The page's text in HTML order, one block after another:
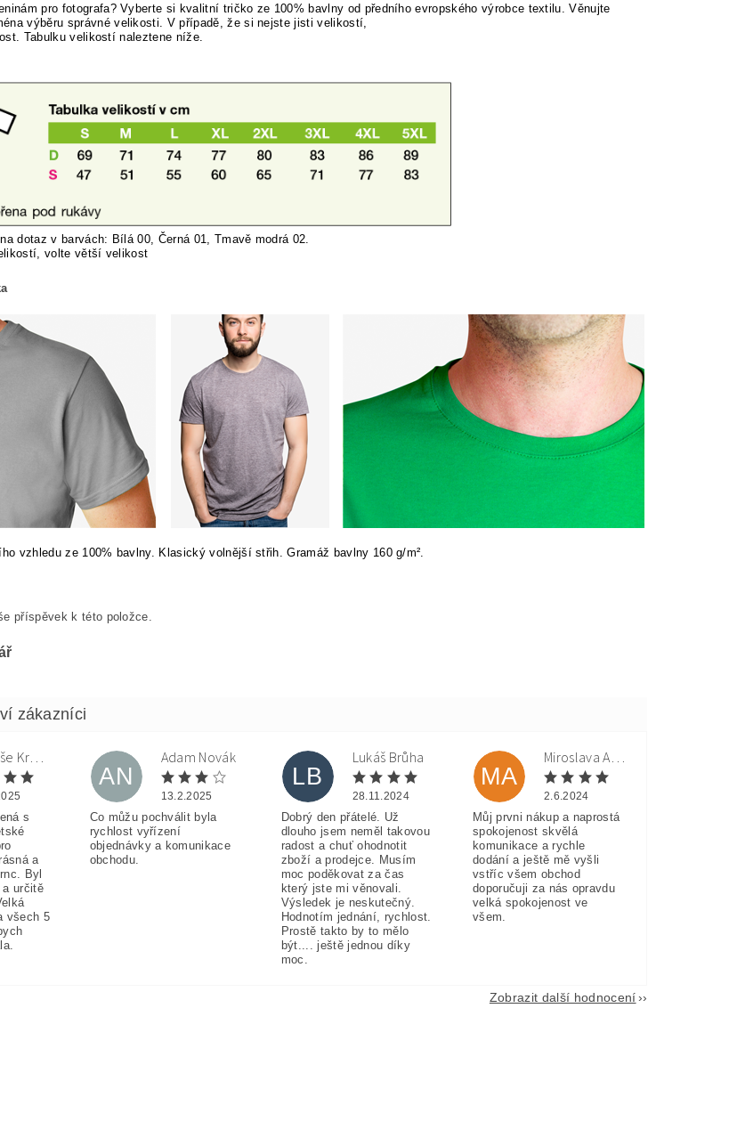
pro fotografa? Vyberte si kvalitní tričko ze 100% bavlny od předního evropského výrobce textilu.Věnujte
výběru správné velikosti. V případě, že si nejste jisti velikostí,
Tabulku velikostí naleztene níže.
dotaz v barvách: Bílá 00, Černá 01, Tmavě modrá 02.
volte větší velikost
vzhledu ze 100% bavlny. Klasický volnější střih. Gramáž bavlny 160 g/m².
příspěvek k této položce.
Danuše Krulová
s
a
Byl
a určitě
všech 5
AN
Adam Novák
13.2.2025
Co můžu pochválit byla
rychlost vyřízení
objednávky a komunikace
obchodu.
LB
Lukáš Brůha
28.11.2024
Dobrý den přátelé. Už
dlouho jsem neměl takovou
radost a chuť ohodnotit
zboží a prodejce. Musím
moc poděkovat za čas
který jste mi věnovali.
Výsledek je neskutečný.
Hodnotím jednání, rychlost.
Prostě takto by to mělo
být.... ještě jednou díky
moc.
MA
Miroslava Andorková
2.6.2024
Můj prvni nákup a naprostá
spokojenost skvělá
komunikace a rychle
dodání a ještě mě vyšli
vstříc všem obchod
doporučuji za nás opravdu
velká spokojenost ve
všem.
Zobrazit další hodnocení